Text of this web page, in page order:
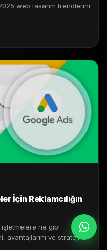
web tasarım trendlerini
İçin Reklamcılığın
işletmelere ne gibi
avantajlarını ve strateji